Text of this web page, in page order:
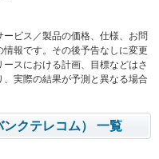
ビス／製品の価格、仕様、お問
報です。その後予告なしに変更
スにおける計画、目標などはさ
実際の結果が予測と異なる場合
クテレコム） 一覧